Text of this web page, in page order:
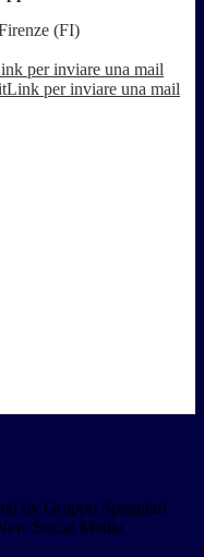
(FI)
per inviare una mail
Link per inviare una mail
by Gruppo Spaggiari
Social Media